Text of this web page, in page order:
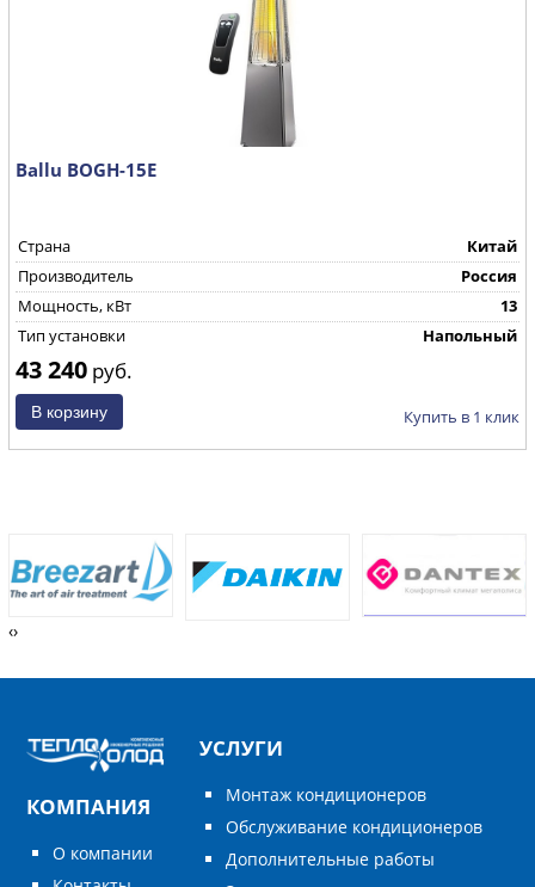
Ballu BOGH-15E
Страна
Китай
Производитель
Россия
Мощность, кВт
13
Тип установки
Напольный
43 240 руб.
Купить в 1 клик
‹›
КОМПАНИЯ
О компании
УСЛУГИ
Монтаж кондиционеров
Обслуживание кондиционеров
Дополнительные работы